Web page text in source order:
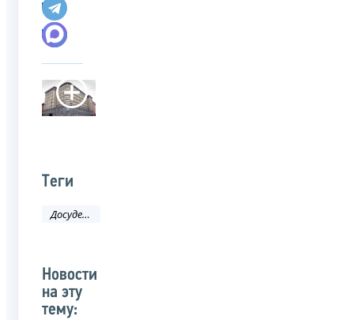
Теги
Досудебное урегулирование налоговых споров
Новости
на эту
тему: